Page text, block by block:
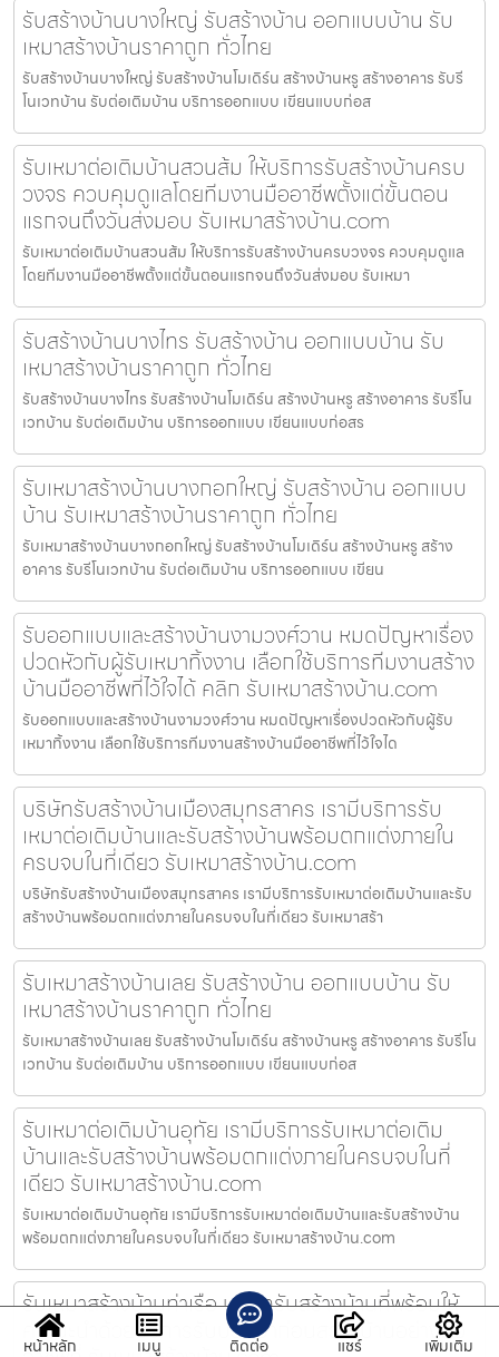
รับสร้างบ้านบางใหญ่ รับสร้างบ้าน ออกแบบบ้าน รับ
เหมาสร้างบ้านราคาถูก ทั่วไทย
รับสร้างบ้านบางใหญ่ รับสร้างบ้านโมเดิร์น สร้างบ้านหรู สร้างอาคาร รับรี
โนเวทบ้าน รับต่อเติมบ้าน บริการออกแบบ เขียนแบบก่อส
รับเหมาต่อเติมบ้านสวนส้ม ให้บริการรับสร้างบ้านครบ
วงจร ควบคุมดูแลโดยทีมงานมืออาชีพตั้งแต่ขั้นตอน
แรกจนถึงวันส่งมอบ รับเหมาสร้างบ้าน.com
รับเหมาต่อเติมบ้านสวนส้ม ให้บริการรับสร้างบ้านครบวงจร ควบคุมดูแล
โดยทีมงานมืออาชีพตั้งแต่ขั้นตอนแรกจนถึงวันส่งมอบ รับเหมา
รับสร้างบ้านบางไทร รับสร้างบ้าน ออกแบบบ้าน รับ
เหมาสร้างบ้านราคาถูก ทั่วไทย
รับสร้างบ้านบางไทร รับสร้างบ้านโมเดิร์น สร้างบ้านหรู สร้างอาคาร รับรีโน
เวทบ้าน รับต่อเติมบ้าน บริการออกแบบ เขียนแบบก่อสร
รับเหมาสร้างบ้านบางกอกใหญ่ รับสร้างบ้าน ออกแบบ
บ้าน รับเหมาสร้างบ้านราคาถูก ทั่วไทย
รับเหมาสร้างบ้านบางกอกใหญ่ รับสร้างบ้านโมเดิร์น สร้างบ้านหรู สร้าง
อาคาร รับรีโนเวทบ้าน รับต่อเติมบ้าน บริการออกแบบ เขียน
รับออกแบบและสร้างบ้านงามวงศ์วาน หมดปัญหาเรื่อง
ปวดหัวกับผู้รับเหมาทิ้งงาน เลือกใช้บริการทีมงานสร้าง
บ้านมืออาชีพที่ไว้ใจได้ คลิก รับเหมาสร้างบ้าน.com
รับออกแบบและสร้างบ้านงามวงศ์วาน หมดปัญหาเรื่องปวดหัวกับผู้รับ
เหมาทิ้งงาน เลือกใช้บริการทีมงานสร้างบ้านมืออาชีพที่ไว้ใจได
บริษัทรับสร้างบ้านเมืองสมุทรสาคร เรามีบริการรับ
เหมาต่อเติมบ้านและรับสร้างบ้านพร้อมตกแต่งภายใน
ครบจบในที่เดียว รับเหมาสร้างบ้าน.com
บริษัทรับสร้างบ้านเมืองสมุทรสาคร เรามีบริการรับเหมาต่อเติมบ้านและรับ
สร้างบ้านพร้อมตกแต่งภายในครบจบในที่เดียว รับเหมาสร้า
รับเหมาสร้างบ้านเลย รับสร้างบ้าน ออกแบบบ้าน รับ
เหมาสร้างบ้านราคาถูก ทั่วไทย
รับเหมาสร้างบ้านเลย รับสร้างบ้านโมเดิร์น สร้างบ้านหรู สร้างอาคาร รับรีโน
เวทบ้าน รับต่อเติมบ้าน บริการออกแบบ เขียนแบบก่อส
รับเหมาต่อเติมบ้านอุทัย เรามีบริการรับเหมาต่อเติม
บ้านและรับสร้างบ้านพร้อมตกแต่งภายในครบจบในที่
เดียว รับเหมาสร้างบ้าน.com
รับเหมาต่อเติมบ้านอุทัย เรามีบริการรับเหมาต่อเติมบ้านและรับสร้างบ้าน
พร้อมตกแต่งภายในครบจบในที่เดียว รับเหมาสร้างบ้าน.com
รับเหมาสร้างบ้านท่าเรือ บริษัทรับสร้างบ้านที่พร้อมให้
คำแนะนำด้วยบริการรับปรึกษาก่อนสร้างบ้านอย่างมือ
หน้าหลัก เมนู ติดต่อ แชร์ เพิ่มเติม